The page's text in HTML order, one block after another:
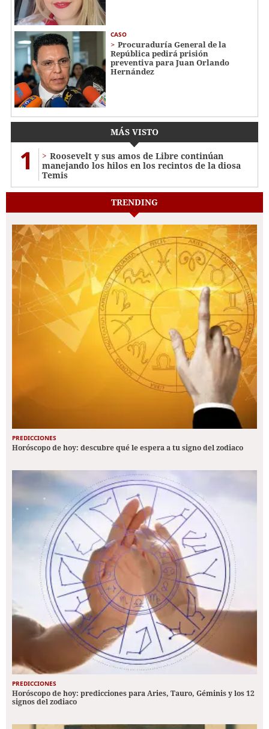
CASO
Procuraduría General de la
República pedirá prisión
preventiva para Juan Orlando
Hernández
MÁS VISTO
1
Roosevelt y sus amos de Libre continúan
manejando los hilos en los recintos de la diosa
Temis
TRENDING
PREDICCIONES
Horóscopo de hoy: descubre qué le espera a tu signo del zodiaco
PREDICCIONES
Horóscopo de hoy: predicciones para Aries, Tauro, Géminis y los 12
signos del zodiaco